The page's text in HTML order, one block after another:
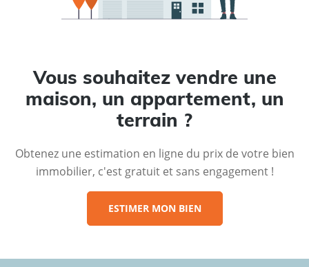
Vous souhaitez vendre une
maison, un appartement, un
terrain ?
Obtenez une estimation en ligne du prix de votre bien
immobilier, c'est gratuit et sans engagement !
ESTIMER MON BIEN